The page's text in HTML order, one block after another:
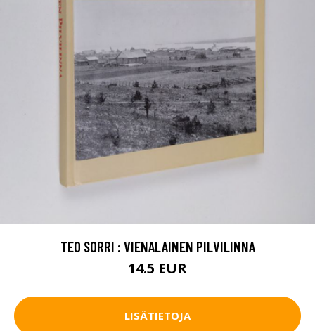
TEO SORRI : VIENALAINEN PILVILINNA
14.5 EUR
LISÄTIETOJA